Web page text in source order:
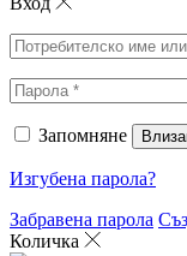
Запомняне
Изгубена парола?
Забравена парола
Количка